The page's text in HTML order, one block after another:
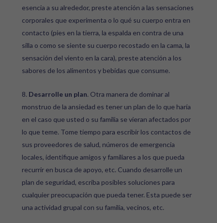
esencia a su alrededor, preste atención a las sensaciones
corporales que experimenta o lo qué su cuerpo entra en
contacto (pies en la tierra, la espalda en contra de una
silla o como se siente su cuerpo recostado en la cama, la
sensación del viento en la cara), preste atención a los
sabores de los alimentos y bebidas que consume.
Desarrolle un plan. Otra manera de dominar al
monstruo de la ansiedad es tener un plan de lo que haría
en el caso que usted o su familia se vieran afectados por
lo que teme. Tome tiempo para escribir los contactos de
sus proveedores de salud, números de emergencia
locales, identifique amigos y familiares a los que pueda
recurrir en busca de apoyo, etc. Cuando desarrolle un
plan de seguridad, escriba posibles soluciones para
cualquier preocupación que pueda tener. Esta puede ser
una actividad grupal con su familia, vecinos, etc.